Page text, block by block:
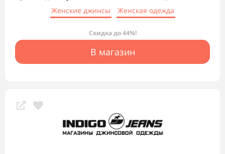
Женские джинсы
Женская одежда
Скидка до 44%!
В магазин